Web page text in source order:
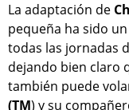
La adaptación de
pequeña ha sido
todas las jornadas
dejando bien claro
también puede
(TM) y su